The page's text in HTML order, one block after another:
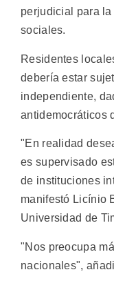
perjudicial para
sociales.
Residentes
debería estar
independiente,
antidemocráticos
"En realidad
es supervisado
de instituciones
manifestó Licínio
Universidad de
"Nos preocupa
nacionales",